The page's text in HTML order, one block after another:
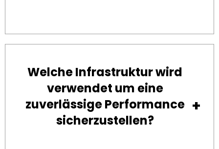
Welche Infrastruktur wird
verwendet um eine
zuverlässige Performance
sicherzustellen?